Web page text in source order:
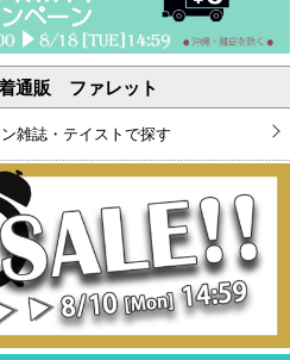
通販 ファレット
雑誌・テイストで探す